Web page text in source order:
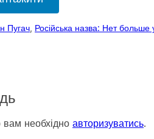
Пугач Російська назва: Нет больше
необхідно авторизуватись.